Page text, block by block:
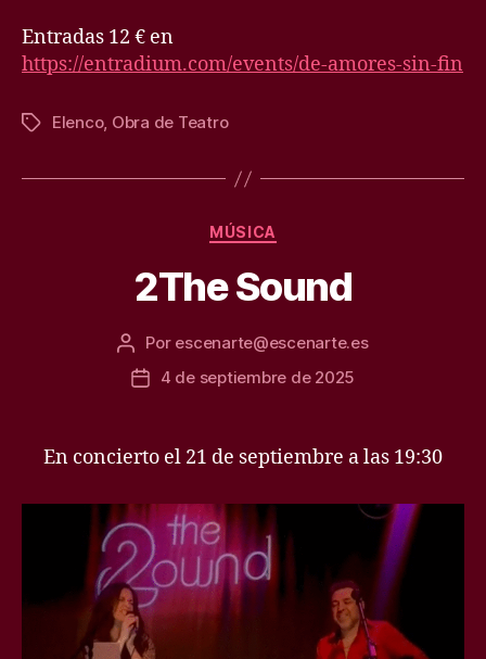
Entradas 12 € en
https://entradium.com/events/de-amores-sin-fin
Etiquetas
Elenco, Obra de Teatro
Categorías
MÚSICA
2The Sound
Autor
de
la
Por escenarte@escenarte.es
Fecha
entrada
4 de septiembre de 2025
En concierto el 21 de septiembre a las 19:30